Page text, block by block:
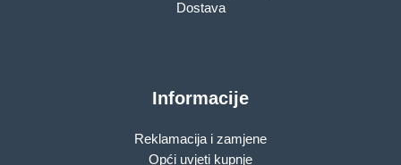
Dostava
Informacije
Reklamacija i zamjene
Opći uvjeti kupnje